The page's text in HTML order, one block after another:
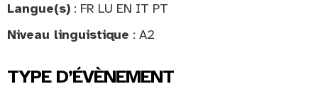
Langue(s) : FR LU EN IT PT
Niveau linguistique : A2
TYPE D’ÉVÈNEMENT